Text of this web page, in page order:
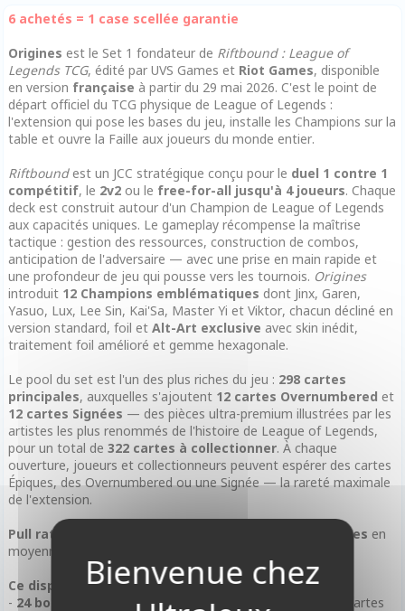
6 achetés = 1 case scellée garantie
Origines est le Set 1 fondateur de Riftbound : League of
Legends TCG, édité par UVS Games et Riot Games, disponible
en version française à partir du 29 mai 2026. C'est le point de
départ officiel du TCG physique de League of Legends :
l'extension qui pose les bases du jeu, installe les Champions sur la
table et ouvre la Faille aux joueurs du monde entier.
Riftboundest un JCC stratégique conçu pour le duel 1 contre 1
compétitif, le 2v2 ou le free-for-all jusqu'à 4 joueurs. Chaque
deck est construit autour d'un Champion de League of Legends
aux capacités uniques. Le gameplay récompense la maîtrise
tactique : gestion des ressources, construction de combos,
anticipation de l'adversaire — avec une prise en main rapide et
une profondeur de jeu qui pousse vers les tournois. Origines
introduit 12 Champions emblématiques dont Jinx, Garen,
Yasuo, Lux, Lee Sin, Kai'Sa, Master Yi et Viktor, chacun décliné en
version standard, foil et Alt-Art exclusive avec skin inédit,
traitement foil amélioré et gemme hexagonale.
Le pool du set est l'un des plus riches du jeu : 298 cartes
principales, auxquelles s'ajoutent 12 cartes Overnumbered et
12 cartes Signées — des pièces ultra-premium illustrées par les
artistes les plus renommés de l'histoire de League of Legends,
pour un total de 322 cartes à collectionner. À chaque
ouverture, joueurs et collectionneurs peuvent espérer des cartes
Épiques, des Overnumbered ou une Signée — la rareté maximale
de l'extension.
Pull rates garantis par display :
6 cartes Épiques en
moyenne • plus de
Ce display contient :
- 24 boosters
Riftbound Set 1 : Origines en français (336 cartes